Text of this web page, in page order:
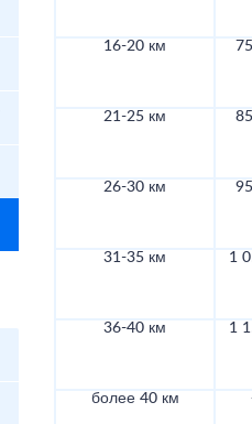
16-20 км
21-25 км
26-30 км
31-35 км 1
36-40 км 1
более 40 км